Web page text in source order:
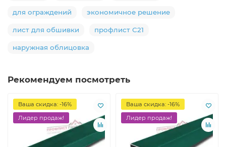
для ограждений экономичное решение
лист для обшивки профлист С21
наружная облицовка
Рекомендуем посмотреть
Ваша скидка: -16%
Лидер продаж!
Ваша скидка: -16%
Лидер продаж!